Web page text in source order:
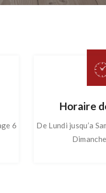
6
Horaire
De Lundi jusqu’a